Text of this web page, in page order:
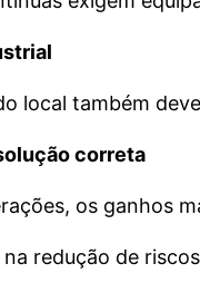
local também
correta
os ganhos
na redução de